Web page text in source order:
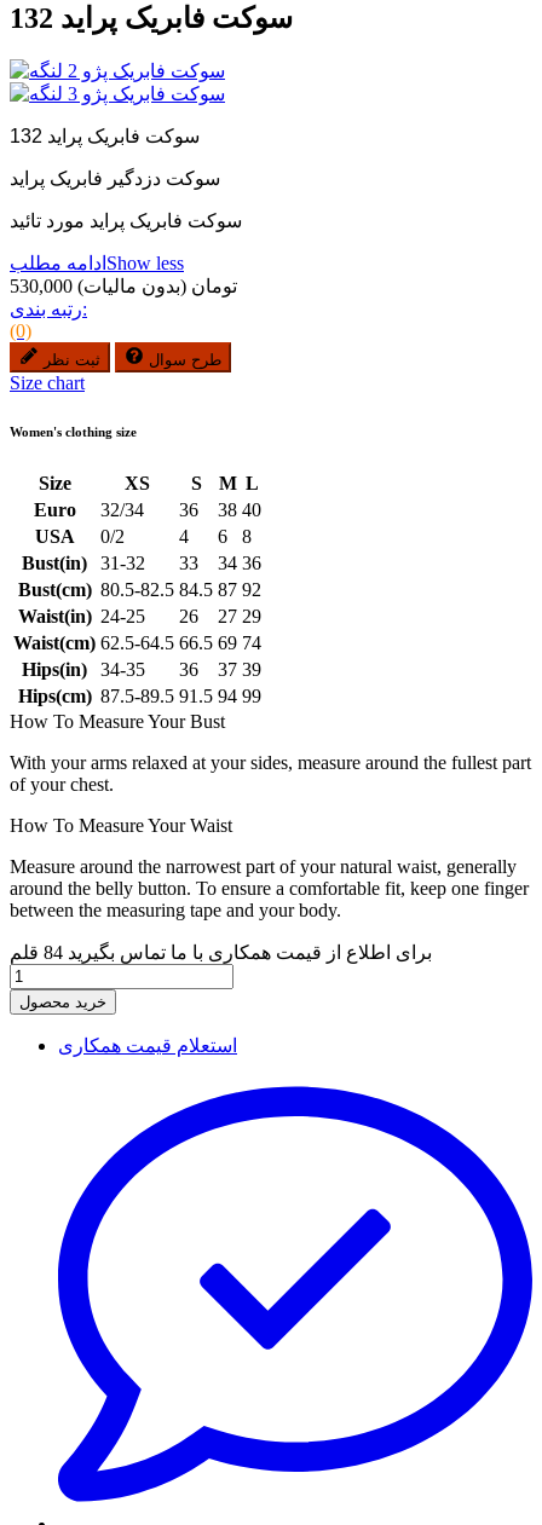
سوکت فابریک پراید 132
سوکت فابریک پراید 132
سوکت دزدگیر فابریک پراید
ادامه مطلب Show less
530,000 تومان (بدون مالیات)
رتبه بندی:
(0)
ثبت نظر طرح سوال
Size chart
Women's clothing size
Size XS S M L
Euro
32/34 36 38 40
USA
0/2 4 6
8
Bust(in)
31-32 33 34 36
Bust(cm) 80.5-82.5 84.5 87 92
Waist(in) 24-25 26 27 29
Waist(cm) 62.5-64.5 66.5 69 74
Hips(in)
34-35 36 37 39
Hips(cm) 87.5-89.5 91.5 94 99
How To Measure Your Bust
With your arms relaxed at your sides, measure around the fullest part
of your chest.
How To Measure Your Waist
Measure around the narrowest part of your natural waist, generally
around the belly button. To ensure a comfortable fit, keep one finger
between the measuring tape and your body.
برای اطلاع از قیمت همکاری با ما تماس بگیرید 84 قلم
خرید محصول
استعلام قیمت همکاری